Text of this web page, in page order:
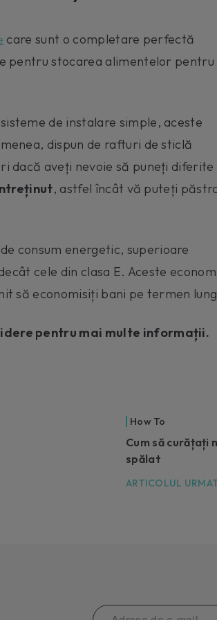
care sunt o completare perfectă
pentru stocarea alimentelor pentru
de instalare simple, aceste
dispun de rafturi de sticlă
dacă aveți nevoie să puneți diferite
, astfel încât vă puteți
de consum energetic, superioare
cele din clasa E. Aceste
să economisiți bani pe termen
pentru mai multe informații.
How To
Cum să curățați
spălat
ARTICOLUL